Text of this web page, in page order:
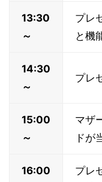
13:30
～
プレ
と機
14:30
～
プレ
15:00
～
マザ
ドが
16:00
プレ